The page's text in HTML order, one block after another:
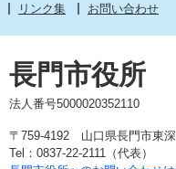
リンク集
お問い合わせ
長門市役所
法人番号5000020352110
〒759-4192 山口県長門市東
Tel：0837-22-2111（代表）